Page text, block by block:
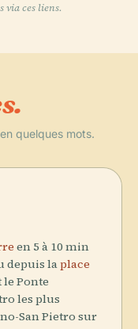
via ces liens.
quelques mots.
en 5 à 10 min
depuis laplace
Ponte
les plus
San Pietro sur